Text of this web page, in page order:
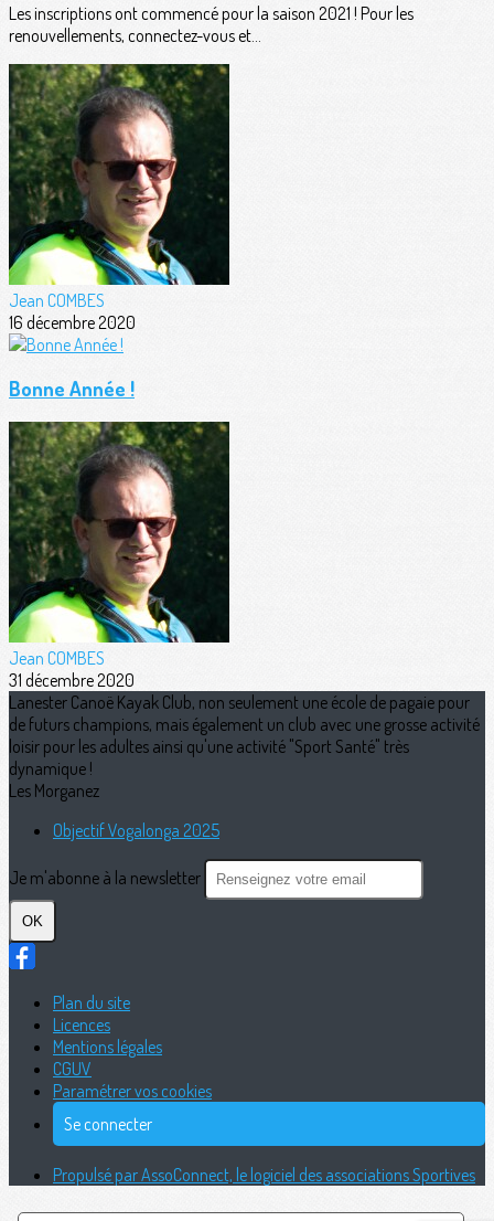
Les inscriptions ont commencé pour la saison 2021 ! Pour les
renouvellements, connectez-vous et...
Jean COMBES
16 décembre 2020
Bonne Année !
Jean COMBES
31 décembre 2020
Lanester Canoë Kayak Club, non seulement une école de pagaie pour
de futurs champions, mais également un club avec une grosse activité
loisir pour les adultes ainsi qu'une activité "Sport Santé" très
dynamique !
Les Morganez
Objectif Vogalonga 2025
Je m'abonne à la newsletter
OK
Plan du site
Licences
Mentions légales
CGUV
Paramétrer vos cookies
Se connecter
Propulsé par AssoConnect, le logiciel des associations Sportives